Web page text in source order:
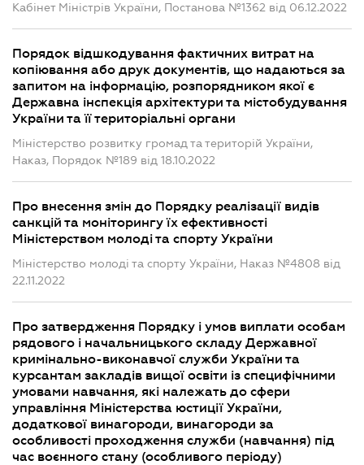
Кабінет Міністрів України, Постанова №1362 від 06.12.2022
Порядок відшкодування фактичних витрат на
копіювання або друк документів, що надаються за
запитом на інформацію, розпорядником якої є
Державна інспекція архітектури та містобудування
України та її територіальні органи
Міністерство розвитку громад та територій України,
Наказ, Порядок №189 від 18.10.2022
Про внесення змін до Порядку реалізації видів
санкцій та моніторингу їх ефективності
Міністерством молоді та спорту України
Міністерство молоді та спорту України, Наказ №4808 від
22.11.2022
Про затвердження Порядку і умов виплати особам
рядового і начальницького складу Державної
кримінально-виконавчої служби України та
курсантам закладів вищої освіти із специфічними
умовами навчання, які належать до сфери
управління Міністерства юстиції України,
додаткової винагороди, винагороди за
особливості проходження служби (навчання) під
час воєнного стану (особливого періоду)